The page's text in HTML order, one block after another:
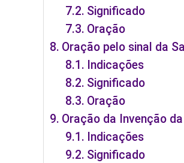
Significado
Oração
Oração pelo sinal da
Indicações
Significado
Oração
Oração da Invenção
Indicações
Significado